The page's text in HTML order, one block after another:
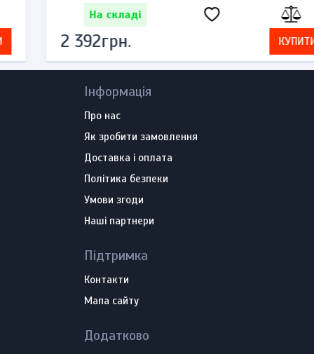
На складі
2 392грн. КУПИТИ
Інформація
Про нас
Як зробити замовлення
Доставка і оплата
Політика безпеки
Умови згоди
Наші партнери
Підтримка
Контакти
Мапа сайту
Додатково